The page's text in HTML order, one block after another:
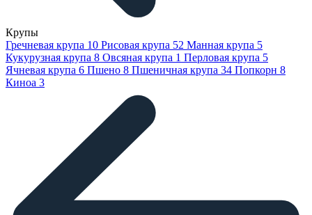
Крупы
Гречневая крупа 10 Рисовая крупа 52 Манная крупа 5
Кукурузная крупа 8 Овсяная крупа 1 Перловая крупа 5
Ячневая крупа 6 Пшено 8 Пшеничная крупа 34 Попкорн 8
Киноа 3